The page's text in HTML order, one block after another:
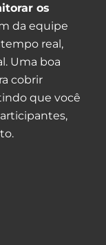
os
da equipe
real,
Uma boa
cobrir
que você